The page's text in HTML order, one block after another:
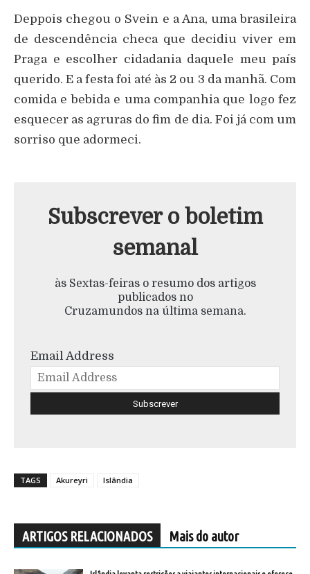
Deppois chegou o Svein e a Ana, uma brasileira
de descendência checa que decidiu viver em
Praga e escolher cidadania daquele meu país
querido. E a festa foi até às 2 ou 3 da manhã. Com
comida e bebida e uma companhia que logo fez
esquecer as agruras do fim de dia. Foi já com um
sorriso que adormeci.
Subscrever o boletim
semanal
às Sextas-feiras o resumo dos artigos
publicados no
Cruzamundos na última semana.
Email Address
TAGS Akureyri Islândia
ARTIGOS RELACIONADOS Mais do autor